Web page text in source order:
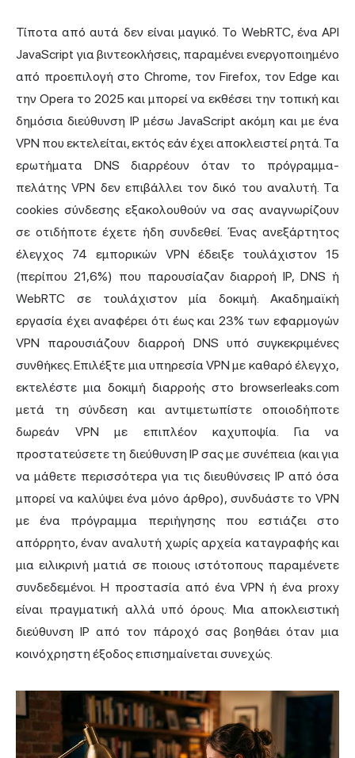
Τίποτα από αυτά δεν είναι μαγικό. Το WebRTC, ένα API
JavaScript για βιντεοκλήσεις, παραμένει ενεργοποιημένο
από προεπιλογή στο Chrome, τον Firefox, τον Edge και
την Opera το 2025 και μπορεί να εκθέσει την τοπική και
δημόσια διεύθυνση IP μέσω JavaScript ακόμη και με ένα
VPN που εκτελείται, εκτός εάν έχει αποκλειστεί ρητά. Τα
ερωτήματα DNS διαρρέουν όταν το πρόγραμμα-
πελάτης VPN δεν επιβάλλει τον δικό του αναλυτή. Τα
cookies σύνδεσης εξακολουθούν να σας αναγνωρίζουν
σε οτιδήποτε έχετε ήδη συνδεθεί. Ένας ανεξάρτητος
έλεγχος 74 εμπορικών VPN έδειξε τουλάχιστον 15
(περίπου 21,6%) που παρουσίαζαν διαρροή IP, DNS ή
WebRTC σε τουλάχιστον μία δοκιμή. Ακαδημαϊκή
εργασία έχει αναφέρει ότι έως και 23% των εφαρμογών
VPN παρουσιάζουν διαρροή DNS υπό συγκεκριμένες
συνθήκες. Επιλέξτε μια υπηρεσία VPN με καθαρό έλεγχο,
εκτελέστε μια δοκιμή διαρροής στο browserleaks.com
μετά τη σύνδεση και αντιμετωπίστε οποιοδήποτε
δωρεάν VPN με επιπλέον καχυποψία. Για να
προστατεύσετε τη διεύθυνση IP σας με συνέπεια (και για
να μάθετε περισσότερα για τις διευθύνσεις IP από όσα
μπορεί να καλύψει ένα μόνο άρθρο), συνδυάστε το VPN
με ένα πρόγραμμα περιήγησης που εστιάζει στο
απόρρητο, έναν αναλυτή χωρίς αρχεία καταγραφής και
μια ειλικρινή ματιά σε ποιους ιστότοπους παραμένετε
συνδεδεμένοι. Η προστασία από ένα VPN ή ένα proxy
είναι πραγματική αλλά υπό όρους. Μια αποκλειστική
διεύθυνση IP από τον πάροχό σας βοηθάει όταν μια
κοινόχρηστη έξοδος επισημαίνεται συνεχώς.